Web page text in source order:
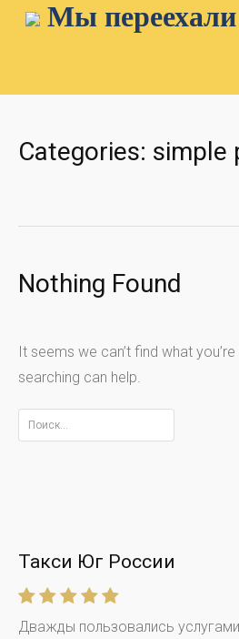
Мы
Categories: simple
Nothing Found
It seems we can’t find what
searching can help.
Найти:
Такси Юг России
Дважды пользовались